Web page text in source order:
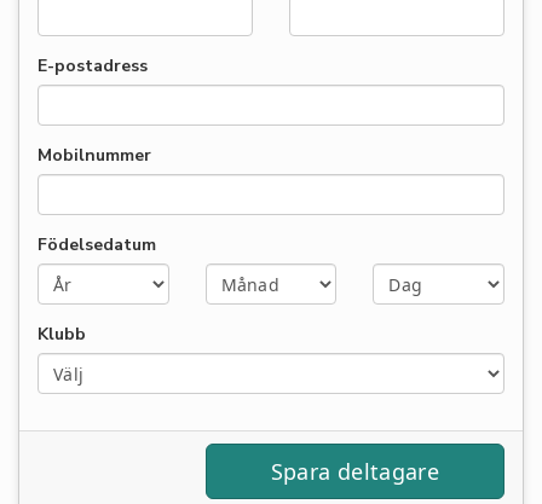
E-postadress
Mobilnummer
Födelsedatum
Klubb